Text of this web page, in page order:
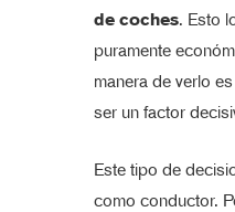
de coches. Esto
puramente
manera de verlo
ser un factor
Este tipo de
como conductor.